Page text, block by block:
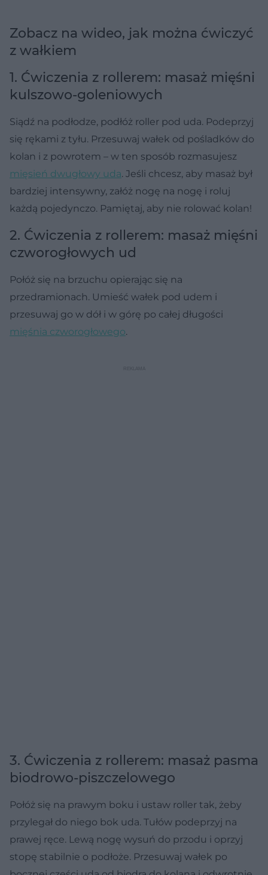
Zobacz na wideo, jak można ćwiczyć
z wałkiem
1. Ćwiczenia z rollerem: masaż mięśni
kulszowo-goleniowych
Siądź na podłodze, podłóż roller pod uda. Podeprzyj
się rękami z tyłu. Przesuwaj wałek od pośladków do
kolan i z powrotem – w ten sposób rozmasujesz
mięsień dwugłowy uda. Jeśli chcesz, aby masaż był
bardziej intensywny, załóż nogę na nogę i roluj
każdą pojedynczo. Pamiętaj, aby nie rolować kolan!
2. Ćwiczenia z rollerem: masaż mięśni
czworogłowych ud
Połóż się na brzuchu opierając się na
przedramionach. Umieść wałek pod udem i
przesuwaj go w dół i w górę po całej długości
mięśnia czworogłowego.
3. Ćwiczenia z rollerem: masaż pasma
biodrowo-piszczelowego
Połóż się na prawym boku i ustaw roller tak, żeby
przylegał do niego bok uda. Tułów podeprzyj na
prawej ręce. Lewą nogę wysuń do przodu i oprzyj
stopę stabilnie o podłoże. Przesuwaj wałek po